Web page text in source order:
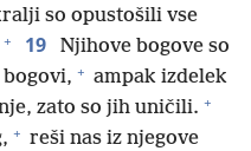
so opustošili vse
+ 19
Njihove bogove so
+ ampak izdelek
zato so jih uničili. +
+ reši nas iz njegove